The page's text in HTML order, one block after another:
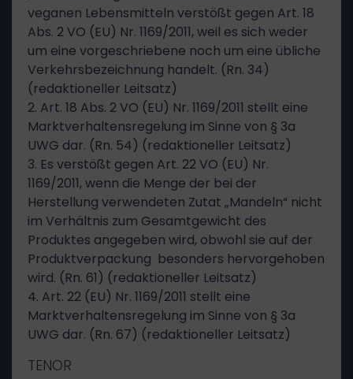
veganen Lebensmitteln verstößt gegen Art. 18
Abs. 2 VO (EU) Nr. 1169/2011, weil es sich weder
um eine vorgeschriebene noch um eine übliche
Verkehrsbezeichnung handelt. (Rn. 34)
(redaktioneller Leitsatz)
2. Art. 18 Abs. 2 VO (EU) Nr. 1169/2011 stellt eine
Marktverhaltensregelung im Sinne von § 3a
UWG dar. (Rn. 54) (redaktioneller Leitsatz)
3. Es verstößt gegen Art. 22 VO (EU) Nr.
1169/2011, wenn die Menge der bei der
Herstellung verwendeten Zutat „Mandeln“ nicht
im Verhältnis zum Gesamtgewicht des
Produktes angegeben wird, obwohl sie auf der
Produktverpackung besonders hervorgehoben
wird. (Rn. 61) (redaktioneller Leitsatz)
4. Art. 22 (EU) Nr. 1169/2011 stellt eine
Marktverhaltensregelung im Sinne von § 3a
UWG dar. (Rn. 67) (redaktioneller Leitsatz)
TENOR